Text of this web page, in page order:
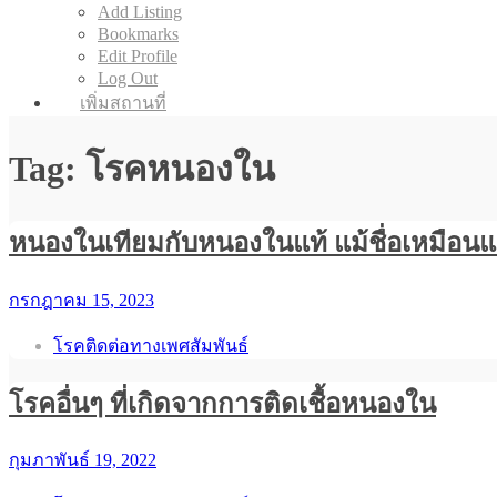
Add Listing
Bookmarks
Edit Profile
Log Out
เพิ่มสถานที่
Tag: โรคหนองใน
หนองในเทียมกับหนองในแท้ แม้ชื่อเหมือน
กรกฎาคม 15, 2023
โรคติดต่อทางเพศสัมพันธ์
โรคอื่นๆ ที่เกิดจากการติดเชื้อหนองใน
กุมภาพันธ์ 19, 2022